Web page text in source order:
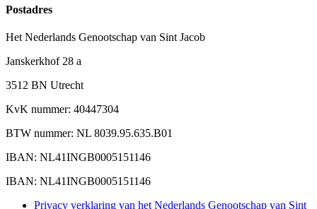
Postadres
Het Nederlands Genootschap van Sint Jacob
Janskerkhof 28 a
3512 BN Utrecht
KvK nummer: 40447304
BTW nummer: NL 8039.95.635.B01
IBAN: NL41INGB0005151146
IBAN: NL41INGB0005151146
Privacy verklaring van het Nederlands Genootschap van Sint